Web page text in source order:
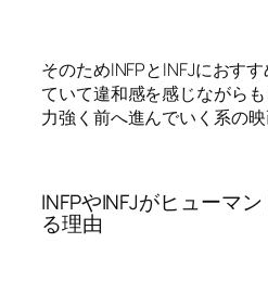
そのためINFPとINFJにおす
ていて違和感を感じながら
力強く前へ進んでいく系の
INFPやINFJがヒューマ
る理由